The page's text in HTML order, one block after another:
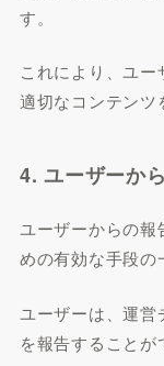
す。
これにより、ユ
適切なコンテンツ
4. ユーザーか
ユーザーからの報
めの有効な手段の
ユーザーは、運
を報告することが